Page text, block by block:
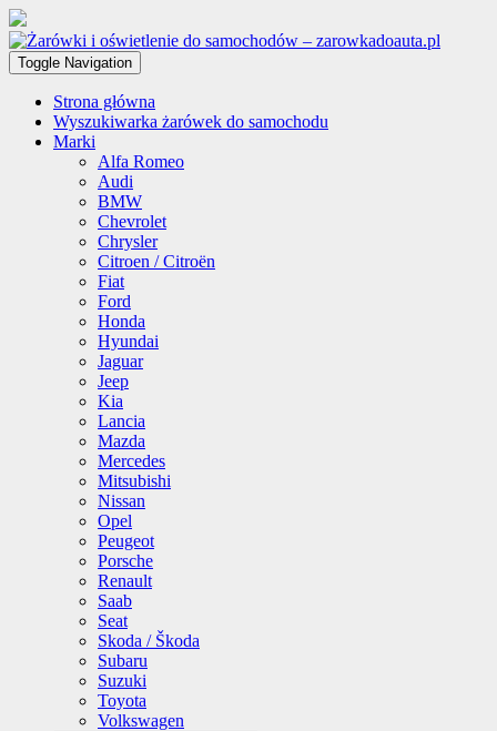
Toggle Navigation
Strona główna
Wyszukiwarka żarówek do samochodu
Marki
Alfa Romeo
Audi
BMW
Chevrolet
Chrysler
Citroen / Citroën
Fiat
Ford
Honda
Hyundai
Jaguar
Jeep
Kia
Lancia
Mazda
Mercedes
Mitsubishi
Nissan
Opel
Peugeot
Porsche
Renault
Saab
Seat
Skoda / Škoda
Subaru
Suzuki
Toyota
Volkswagen